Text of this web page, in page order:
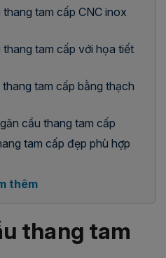
tam cấp CNC inox
tam cấp với họa tiết
tam cấp bằng thạch
cầu thang tam cấp
tam cấp đẹp phù hợp
thêm
thang tam